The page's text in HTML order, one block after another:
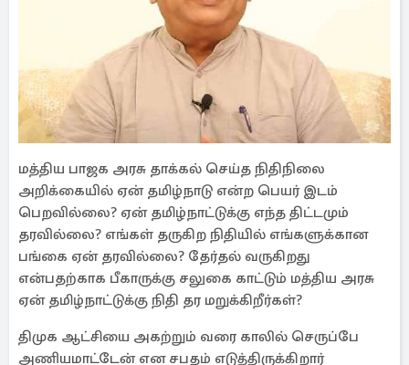
மத்திய பாஜக அரசு தாக்கல் செய்த நிதிநிலை
அறிக்கையில் ஏன் தமிழ்நாடு என்ற பெயர் இடம்
பெறவில்லை? ஏன் தமிழ்நாட்டுக்கு எந்த திட்டமும்
தரவில்லை? எங்கள் தருகிற நிதியில் எங்களுக்கான
பங்கை ஏன் தரவில்லை? தேர்தல் வருகிறது
என்பதற்காக பீகாருக்கு சலுகை காட்டும் மத்திய அரசு
ஏன் தமிழ்நாட்டுக்கு நிதி தர மறுக்கிறீர்கள்?
திமுக ஆட்சியை அகற்றும் வரை காலில் செருப்பே
அணியமாட்டேன் என சபதம் எடுத்திருக்கிறார்